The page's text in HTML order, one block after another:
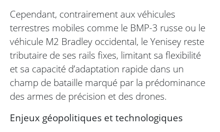
Cependant, contrairement aux véhicules
terrestres mobiles comme le BMP-3 russe ou le
véhicule M2 Bradley occidental, le Yenisey reste
tributaire de ses rails fixes, limitant sa flexibilité
et sa capacité d’adaptation rapide dans un
champ de bataille marqué par la prédominance
des armes de précision et des drones.
Enjeux géopolitiques et technologiques